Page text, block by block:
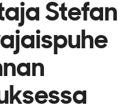
Stefan